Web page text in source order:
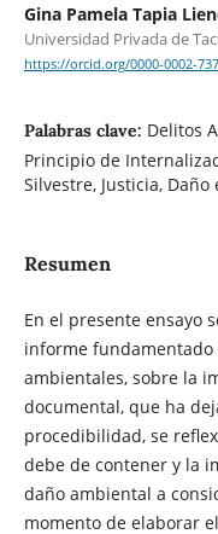
Gina Pamela Tapia
Universidad Privada de
https://orcid.org/0000-0002-
Palabras clave: Delitos
Principio de
Silvestre, Justicia,
Resumen
En el presente ensayo
informe fundamentado
ambientales, sobre la
documental, que ha
procedibilidad, se
debe de contener y la
daño ambiental a
momento de elaborar